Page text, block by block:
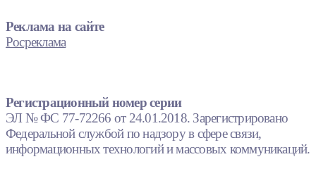
Реклама на сайте
Росреклама
Регистрационный номер серии
ЭЛ № ФС 77-72266 от 24.01.2018. Зарегистрировано
Федеральной службой по надзору в сфере связи,
информационных технологий и массовых коммуникаций.